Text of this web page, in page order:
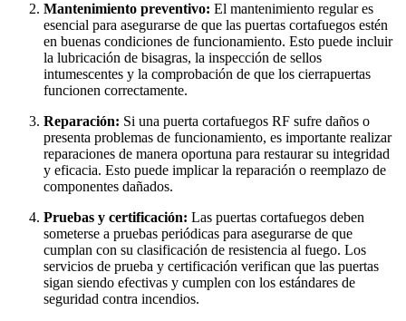
Mantenimiento preventivo: El mantenimiento regular es
esencial para asegurarse de que las puertas cortafuegos estén
en buenas condiciones de funcionamiento. Esto puede incluir
la lubricación de bisagras, la inspección de sellos
intumescentes y la comprobación de que los cierrapuertas
funcionen correctamente.
Reparación: Si una puerta cortafuegos RF sufre daños o
presenta problemas de funcionamiento, es importante realizar
reparaciones de manera oportuna para restaurar su integridad
y eficacia. Esto puede implicar la reparación o reemplazo de
componentes dañados.
Pruebas y certificación: Las puertas cortafuegos deben
someterse a pruebas periódicas para asegurarse de que
cumplan con su clasificación de resistencia al fuego. Los
servicios de prueba y certificación verifican que las puertas
sigan siendo efectivas y cumplen con los estándares de
seguridad contra incendios.